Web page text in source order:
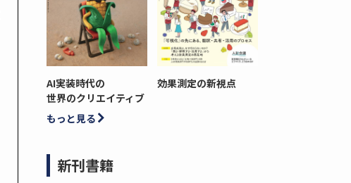
AI実装時代の
世界のクリエイティブ
効果測定の新視点
もっと見る
新刊書籍